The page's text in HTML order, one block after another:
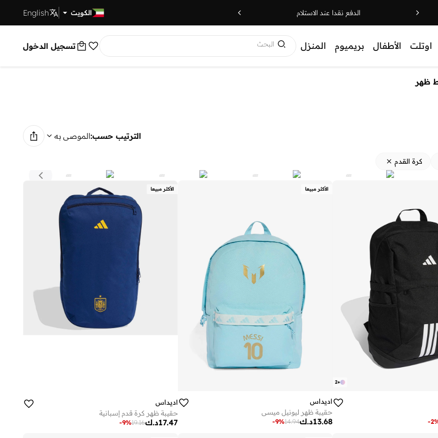
الدفع نقدا عند الاستلام الكويت English
اوتلت الأطفال بريميوم المنزل البحث تسجيل الدخول
ظهر
الترتيب حسب:الموصى به
كرة القدم
+
2
-2
الأكثر مبيعا
اديداس
حقيبة ظهر ليونيل ميسي
د.ك13.68
14.94
-9%
الأكثر مبيعا
اديداس
حقيبة ظهر كرة قدم إسبانية
د.ك17.47
19.16
-9%